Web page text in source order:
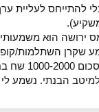
שח, בלי להתייחס
ירושה הוא
להתאים לך -
למיטב הבנתי. נשמע